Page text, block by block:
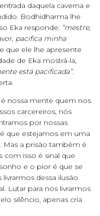
daquela caverna e
Bodhidharma lhe
Eka responde: “mestre,
pacifica minha
que ele lhe apresente
de Eka mostrá-la,
está pacificada”.
é nossa mente quem nos
carcereiros, nós
por nossas
que estejamos em uma
Mas a prisão também é
com isso é sinal que
e o pior é que se
dessa ilusão
Lutar para nos livrarmos
silêncio, apenas cria